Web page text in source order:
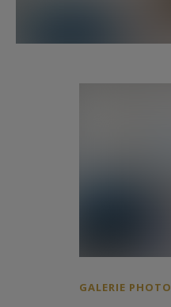
L’appartement
privatif via le portail de
Le Mont Boron est
et verdoyant tout en
GALERIE